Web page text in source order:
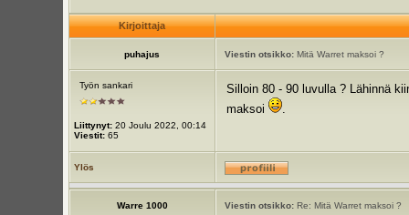
Kirjoittaja
puhajus Viestin otsikko:Mitä Warret maksoi ?
Työn sankari
Liittynyt:20 Joulu 2022, 00:14
Viestit:65
Silloin 80 - 90 luvulla ? Lähinnä
maksoi
.
Ylös
Warre 1000 Viestin otsikko:Re: Mitä Warret maksoi ?